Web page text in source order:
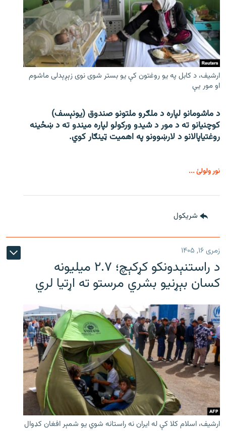
ارشیف، د کابل په یو روغتون کې یو بستر شوی نوی زېږېدلی ماشوم
او مور یې
د ماشومانو لپاره د ملګرو ملتونو صندوق (یونېسف)
کوچنیانو ته د مور د شیدو ورکولو لپاره میندو ته د ښځینه
روغتیاپالانو د لارښوونو په اهمیت ټینګار کوي.
نور ولولئ ...
شريکول
زمری ۱۶, ۱۴۰۵
د راستنېدونکو کړکېچ؛ ۲.۷ میلیونه
کسان بېړنیو بشري مرستو ته اړتیا لري
ارشیف، اسلام کلا کې له ایران نه راستانه شوي یو شمېر افغان کډوال